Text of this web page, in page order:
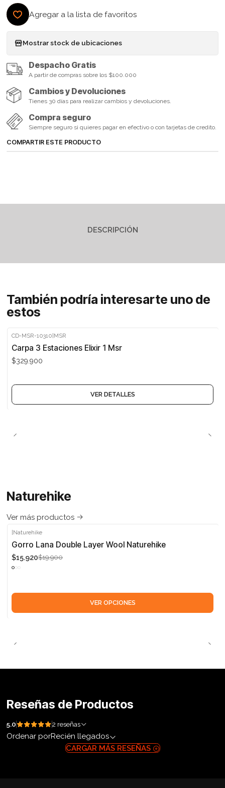
Agregar a la lista de favoritos
Mostrar stock de ubicaciones
Despacho Gratis
A partir de compras sobre los $100.000
Cambios y Devoluciones
Tienes 30 días para realizar cambios y devoluciones.
Compra seguro
Siempre seguro si quieres pagar en efectivo o con tarjetas de credito.
COMPARTIR ESTE PRODUCTO
DESCRIPCIÓN
También podría interesarte uno de
estos
Agotado
CD-MSR-10310 MSR
Carpa 3 Estaciones Elixir 1 Msr
$329.900
VER DETALLES
Naturehike
Ver más productos
-20%
|Naturehike
Gorro Lana Double Layer Wool Naturehike
$15.920$19.900
VER OPCIONES
Reseñas de Productos
5.0 2 reseñas
Ordenar porRecién llegados
CARGAR MÁS RESEÑAS